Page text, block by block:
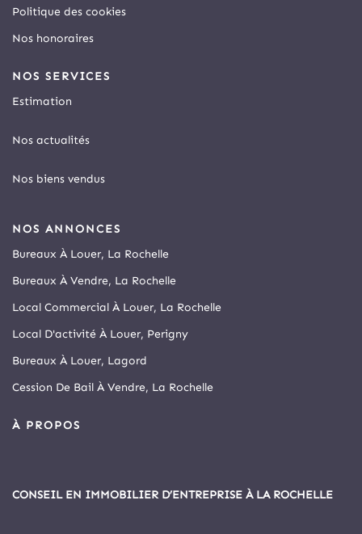
Politique des cookies
Nos honoraires
NOS SERVICES
Estimation
Nos actualités
Nos biens vendus
NOS ANNONCES
Bureaux À Louer, La Rochelle
Bureaux À Vendre, La Rochelle
Local Commercial À Louer, La Rochelle
Local D'activité À Louer, Perigny
Bureaux À Louer, Lagord
Cession De Bail À Vendre, La Rochelle
À PROPOS
CONSEIL EN IMMOBILIER D’ENTREPRISE À LA ROCHELLE